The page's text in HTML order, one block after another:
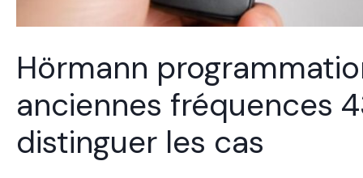
Hörmann
anciennes fréquences
distinguer les cas